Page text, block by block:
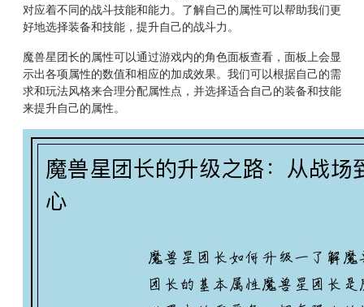
对应着不同的战斗技能和能力。了解自己的属性可以帮助我们更
好地选择装备和技能，提升自己的战斗力。
魔兽星团长的属性可以通过游戏内的角色面板查看，面板上会显
示出各项属性的数值和相应的加成效果。我们可以根据自己的需
求和玩法风格来合理分配属性点，并选择适合自己的装备和技能
来提升自己的属性。